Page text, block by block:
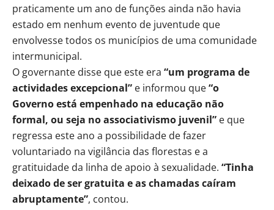
praticamente um ano de funções ainda não havia
estado em nenhum evento de juventude que
envolvesse todos os municípios de uma comunidade
intermunicipal.
O governante disse que este era “um programa de
actividades excepcional” e informou que“o
Governo está empenhado na educação não
formal, ou seja no associativismo juvenil” e que
regressa este ano a possibilidade de fazer
voluntariado na vigilância das florestas e a
gratituidade da linha de apoio à sexualidade. “Tinha
deixado de ser gratuita e as chamadas caíram
abruptamente”, contou.